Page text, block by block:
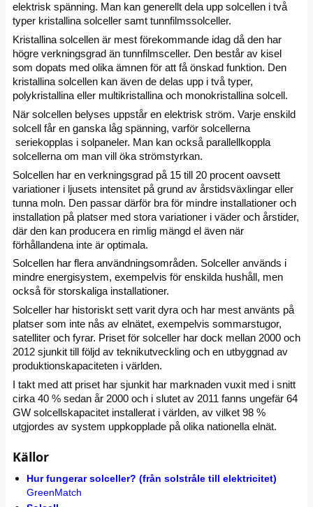
elektrisk spänning. Man kan generellt dela upp solcellen i två
typer kristallina solceller samt tunnfilmssolceller.
Kristallina solcellen är mest förekommande idag då den har
högre verkningsgrad än tunnfilmsceller. Den består av kisel
som dopats med olika ämnen för att få önskad funktion. Den
kristallina solcellen kan även de delas upp i två typer,
polykristallina eller multikristallina och monokristallina solcell.
När solcellen belyses uppstår en elektrisk ström. Varje enskild
solcell får en ganska låg spänning, varför solcellerna
seriekopplas i solpaneler. Man kan också parallellkoppla
solcellerna om man vill öka strömstyrkan.
Solcellen har en verkningsgrad på 15 till 20 procent oavsett
variationer i ljusets intensitet på grund av årstidsväxlingar eller
tunna moln. Den passar därför bra för mindre installationer och
installation på platser med stora variationer i väder och årstider,
där den kan producera en rimlig mängd el även när
förhållandena inte är optimala.
Solcellen har flera användningsområden. Solceller används i
mindre energisystem, exempelvis för enskilda hushåll, men
också för storskaliga installationer.
Solceller har historiskt sett varit dyra och har mest använts på
platser som inte nås av elnätet, exempelvis sommarstugor,
satelliter och fyrar. Priset för solceller har dock mellan 2000 och
2012 sjunkit till följd av teknikutveckling och en utbyggnad av
produktionskapaciteten i världen.
I takt med att priset har sjunkit har marknaden vuxit med i snitt
cirka 40 % sedan år 2000 och i slutet av 2011 fanns ungefär 64
GW solcellskapacitet installerat i världen, av vilket 98 %
utgjordes av system uppkopplade på olika nationella elnät.
Källor
Hur fungerar solceller? (från solstråle till elektricitet)
GreenMatch